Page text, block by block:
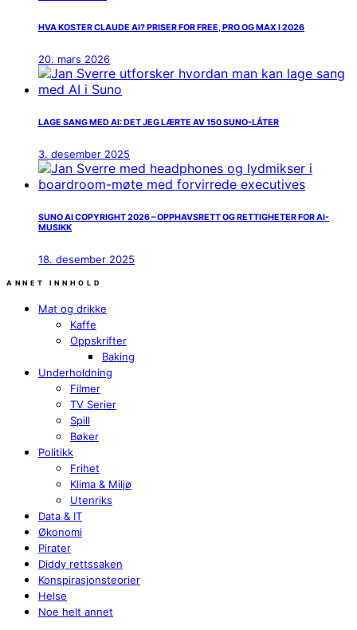
HVA KOSTER CLAUDE AI? PRISER FOR FREE, PRO OG MAX I 2026
20. mars 2026
LAGE SANG MED AI: DET JEG LÆRTE AV 150 SUNO-LÅTER
3. desember 2025
SUNO AI COPYRIGHT 2026 – OPPHAVSRETT OG RETTIGHETER FOR AI-
MUSIKK
18. desember 2025
ANNET INNHOLD
Mat og drikke
Kaffe
Oppskrifter
Baking
Underholdning
Filmer
TV Serier
Spill
Bøker
Politikk
Frihet
Klima & Miljø
Utenriks
Data & IT
Økonomi
Pirater
Diddy rettssaken
Konspirasjonsteorier
Helse
Noe helt annet